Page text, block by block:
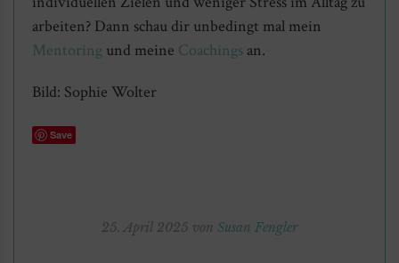
arbeiten? Dann schau dir unbedingt mal mein
Mentoring und meine Coachings an.
Bild: Sophie Wolter
Save
25. April 2025 von Susan Fengler